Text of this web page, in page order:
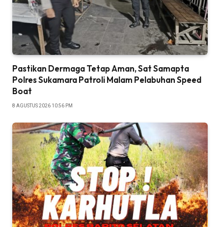
Pastikan Dermaga Tetap Aman, Sat Samapta
Polres Sukamara Patroli Malam Pelabuhan Speed
Boat
8 AGUSTUS 2026 10:56 PM